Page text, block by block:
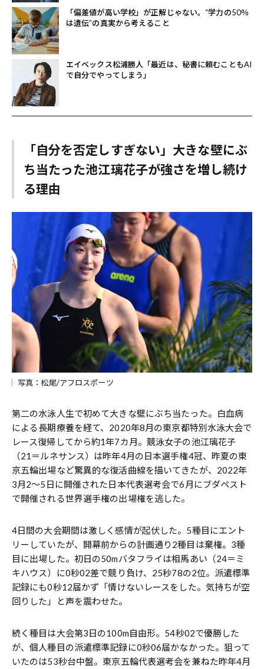
「偏差値が高い学校」が正解じゃない。“学力の50％
は遺伝”の真実から考えること
エイベックス松浦勝人「最近は、秘書に頼むこともAI
で自分でやってしまう」
「自分を否定しすぎない」大きな壁にぶ
ち当たった池江璃花子が強さを増し続け
る理由
写真：松尾/アフロスポーツ
第二の水泳人生で初めて大きな壁にぶち当たった。白血病
による長期療養を経て、2020年8月の東京都特別水泳大会で
レース復帰してから約1年7カ月。競泳女子の池江璃花子
（21＝ルネサンス）は昨年4月の日本選手権4冠、昨夏の東
京五輪出場など驚異的な復活曲線を描いてきたが、2022年
3月2～5日に開催された日本代表選考会で6月にブダペスト
で開催される世界選手権の出場権を逃した。
4日間の大会期間は激しく感情が起伏した。5種目にエント
リーしていたが、開幕前からの計画通り2種目は棄権。3種
目に出場した。初日の50mバタフライは相馬あい（24＝ミ
キハウス）に0秒02差で競り負け、25秒78の2位。派遣標準
記録にも0秒12届かず「情けないレースをした。気持ちが空
回りした」と声を震わせた。
続く種目は大会第3日の100m自由形。54秒02で優勝した
が、個人種目の派遣標準記録に0秒06届かなかった。狙って
いたのは53秒台中盤。東京五輪代表選考会を兼ねた昨年4月